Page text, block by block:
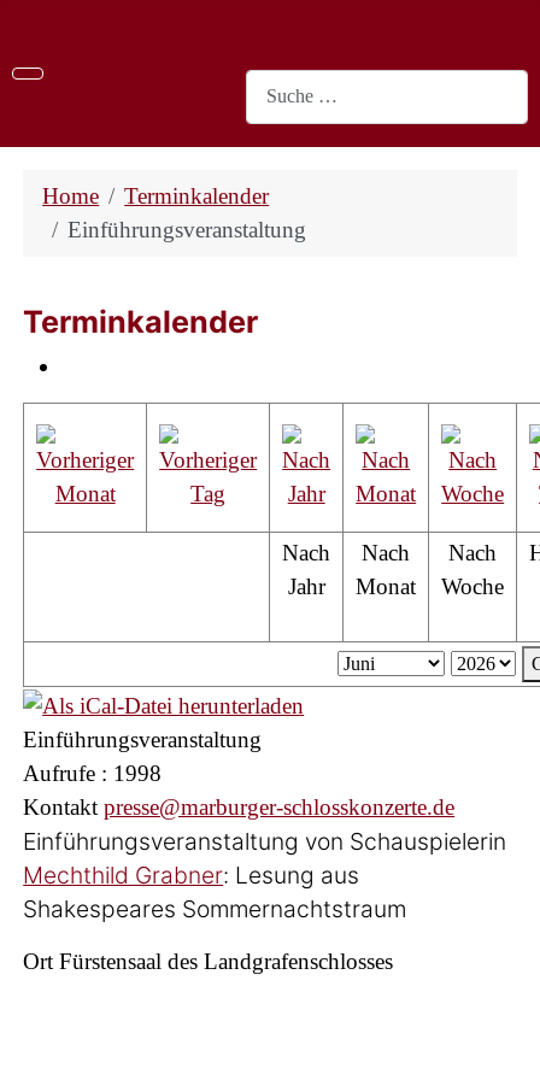
Suchen
Home
Terminkalender
Einführungsveranstaltung
Terminkalender
Nach
Jahr
Nach
Monat
Nach
Woche
Einführungsveranstaltung
Aufrufe : 1998
Kontaktpresse@marburger-schlosskonzerte.de
Einführungsveranstaltung von Schauspielerin
Mechthild Grabner: Lesung aus
Shakespeares Sommernachtstraum
OrtFürstensaal des Landgrafenschlosses